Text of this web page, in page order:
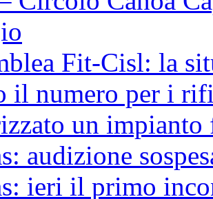
Fit-Cisl: la
il numero per i
un
audizione
ieri il primo